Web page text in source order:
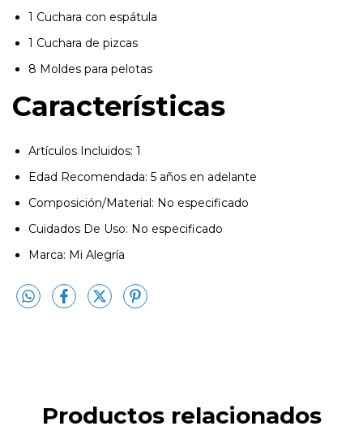
1 Cuchara con espátula
1 Cuchara de pizcas
8 Moldes para pelotas
Características
Artículos Incluidos: 1
Edad Recomendada: 5 años en adelante
Composición/Material: No especificado
Cuidados De Uso: No especificado
Marca: Mi Alegría
Productos relacionados